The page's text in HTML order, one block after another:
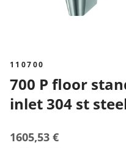
110700
700 P floor standing WC horizontal
inlet 304 st
1605,53 €